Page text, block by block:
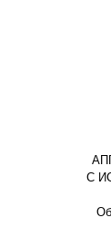
С